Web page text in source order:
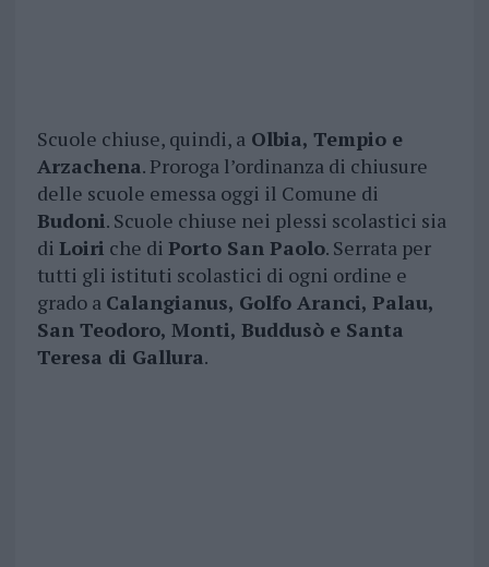
Scuole chiuse, quindi, aOlbia, Tempio e
Arzachena. Proroga l’ordinanza di chiusure
delle scuole emessa oggi il Comune di
Budoni. Scuole chiuse nei plessi scolastici sia
di Loiri che di Porto San Paolo. Serrata per
tutti gli istituti scolastici di ogni ordine e
grado a Calangianus, Golfo Aranci, Palau,
San Teodoro, Monti, Buddusò e Santa
Teresa di Gallura.